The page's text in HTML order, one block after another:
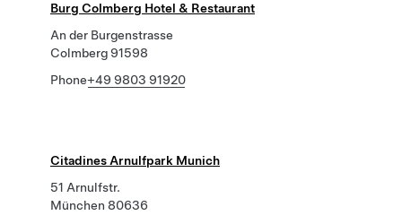
Burg Colmberg Hotel & Restaurant
An der Burgenstrasse
Colmberg 91598
Phone+49 9803 91920
Citadines Arnulfpark Munich
51 Arnulfstr.
München 80636